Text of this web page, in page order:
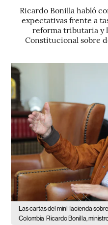
Ricardo Bonilla habló
expectativas frente a
reforma tributaria y
Constitucional sobre
Las cartas del minHacienda
Colombia Ricardo Bonilla,